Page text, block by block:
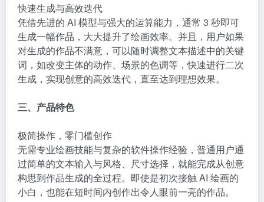
快速生成与高效迭代
凭借先进的 AI 模型与强大的运算能力，通常 3 秒即可
生成一幅作品，大大提升了绘画效率。并且，用户如果
对生成的作品不满意，可以随时调整文本描述中的关键
词，如改变主体的动作、场景的色调等，快速进行二次
生成，实现创意的高效迭代，直至达到理想效果。
三、产品特色
极简操作，零门槛创作
无需专业绘画技能与复杂的软件操作经验，普通用户通
过简单的文本输入与风格、尺寸选择，就能完成从创意
构思到作品生成的全过程。即使是初次接触 AI 绘画的
小白，也能在短时间内创作出令人眼前一亮的作品。